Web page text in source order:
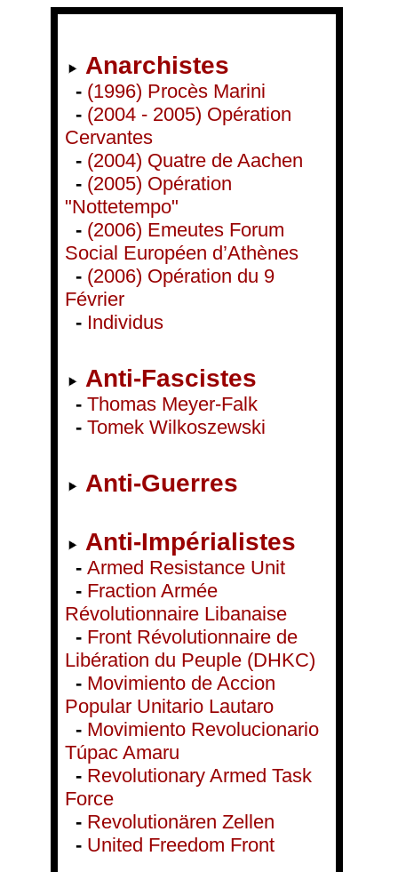
Anarchistes
- (1996) Procès Marini
- (2004 - 2005) Opération
Cervantes
- (2004) Quatre de Aachen
- (2005) Opération
"Nottetempo"
- (2006) Emeutes Forum
Social Européen d’Athènes
- (2006) Opération du 9
Février
- Individus
Anti-Fascistes
- Thomas Meyer-Falk
- Tomek Wilkoszewski
Anti-Guerres
Anti-Impérialistes
- Armed Resistance Unit
- Fraction Armée
Révolutionnaire Libanaise
- Front Révolutionnaire de
Libération du Peuple (DHKC)
- Movimiento de Accion
Popular Unitario Lautaro
- Movimiento Revolucionario
Túpac Amaru
- Revolutionary Armed Task
Force
- Revolutionären Zellen
- United Freedom Front